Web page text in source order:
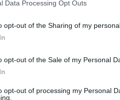
Data Processing Opt Outs
opt-out of the Sharing of my
opt-out of the Sale of my Personal
opt-out of processing my Personal
το υβριδικό
τις εργασίες τους
values -βασικές αξίες,
δείξουν ο ένας στον